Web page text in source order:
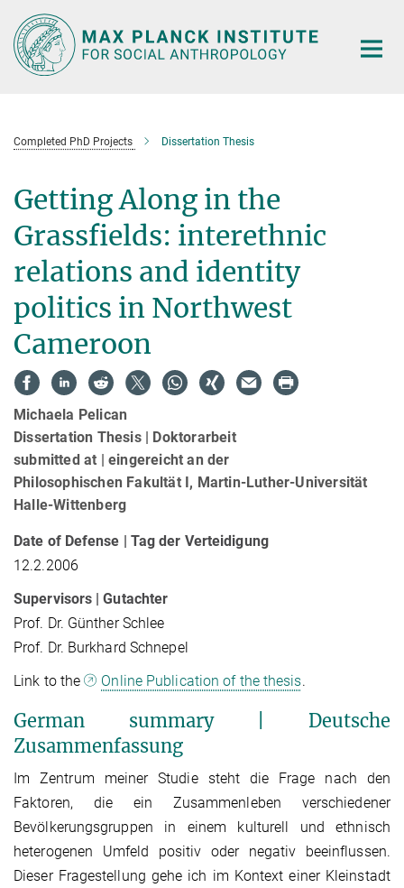
Main-
Content
Completed PhD Projects Dissertation Thesis
Getting Along in the
Grassfields: interethnic
relations and identity
politics in Northwest
Cameroon
Michaela Pelican
Dissertation Thesis | Doktorarbeit
submitted at | eingereicht an der
Philosophischen Fakultät I, Martin-Luther-Universität
Halle-Wittenberg
Date of Defense | Tag der Verteidigung
12.2.2006
Supervisors | Gutachter
Prof. Dr. Günther Schlee
Prof. Dr. Burkhard Schnepel
Link to the
Online Publication of the thesis.
German summary | Deutsche
Zusammenfassung
Im Zentrum meiner Studie steht die Frage nach den
Faktoren, die ein Zusammenleben verschiedener
Bevölkerungsgruppen in einem kulturell und ethnisch
heterogenen Umfeld positiv oder negativ beeinflussen.
Dieser Fragestellung gehe ich im Kontext einer Kleinstadt